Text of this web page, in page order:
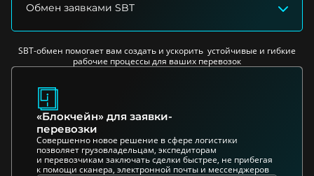
Обмен заявками SBT
SBT-обмен помогает вам создать и ускорить устойчивые и гибкие
рабочие процессы для ваших перевозок
«Блокчейн» для заявки-
перевозки
Совершенно новое решение в сфере логистики
позволяет грузовладельцам, экспедиторам
и перевозчикам заключать сделки быстрее, не прибегая
к помощи сканера, электронной почты и мессенджеров